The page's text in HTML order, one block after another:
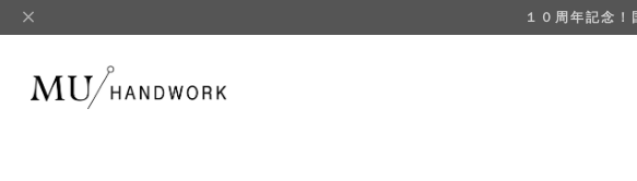
１０周年記念！